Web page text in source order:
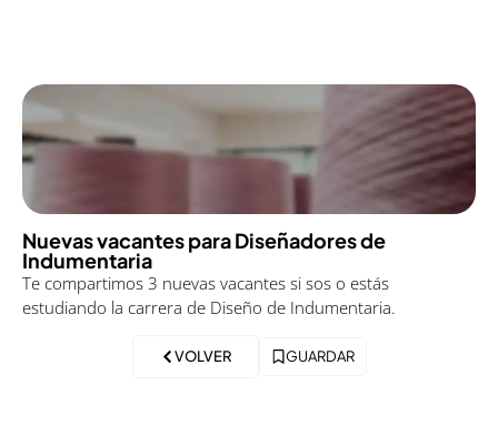
Nuevas vacantes para Diseñadores de
Indumentaria
Te compartimos 3 nuevas vacantes si sos o estás
estudiando la carrera de Diseño de Indumentaria.
VOLVER GUARDAR